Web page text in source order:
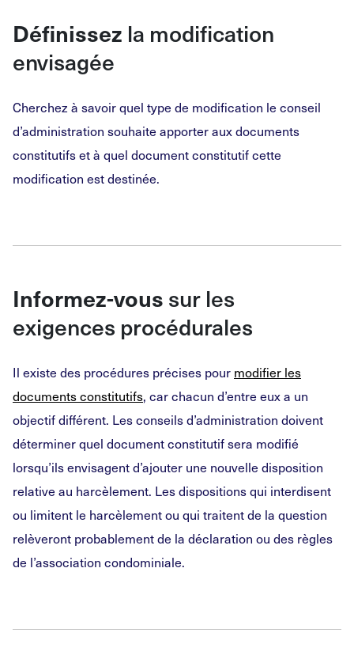
Définissez la modification
envisagée
Cherchez à savoir quel type de modification le conseil
d’administration souhaite apporter aux documents
constitutifs et à quel document constitutif cette
modification est destinée.
Informez-vous sur les
exigences procédurales
Il existe des procédures précises pour modifier les
documents constitutifs, car chacun d’entre eux a un
objectif différent. Les conseils d’administration doivent
déterminer quel document constitutif sera modifié
lorsqu’ils envisagent d’ajouter une nouvelle disposition
relative au harcèlement. Les dispositions qui interdisent
ou limitent le harcèlement ou qui traitent de la question
relèveront probablement de la déclaration ou des règles
de l’association condominiale.